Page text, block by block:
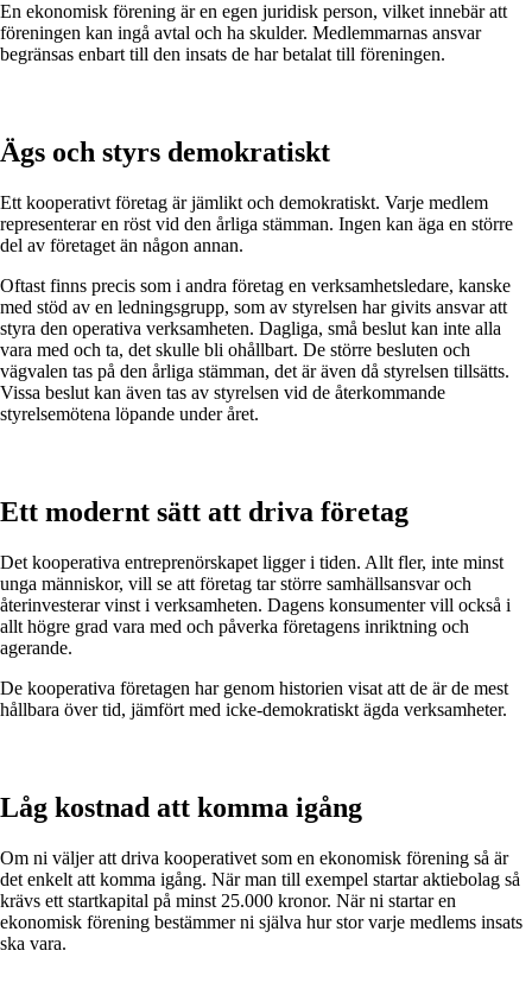
En ekonomisk förening är en egen juridisk person, vilket innebär att
föreningen kan ingå avtal och ha skulder. Medlemmarnas ansvar
begränsas enbart till den insats de har betalat till föreningen.
Ägs och styrs demokratiskt
Ett kooperativt företag är jämlikt och demokratiskt. Varje medlem
representerar en röst vid den årliga stämman. Ingen kan äga en större
del av företaget än någon annan.
Oftast finns precis som i andra företag en verksamhetsledare, kanske
med stöd av en ledningsgrupp, som av styrelsen har givits ansvar att
styra den operativa verksamheten. Dagliga, små beslut kan inte alla
vara med och ta, det skulle bli ohållbart. De större besluten och
vägvalen tas på den årliga stämman, det är även då styrelsen tillsätts.
Vissa beslut kan även tas av styrelsen vid de återkommande
styrelsemötena löpande under året.
Ett modernt sätt att driva företag
Det kooperativa entreprenörskapet ligger i tiden. Allt fler, inte minst
unga människor, vill se att företag tar större samhällsansvar och
återinvesterar vinst i verksamheten. Dagens konsumenter vill också i
allt högre grad vara med och påverka företagens inriktning och
agerande.
De kooperativa företagen har genom historien visat att de är de mest
hållbara över tid, jämfört med icke-demokratiskt ägda verksamheter.
Låg kostnad att komma igång
Om ni väljer att driva kooperativet som en ekonomisk förening så är
det enkelt att komma igång. När man till exempel startar aktiebolag så
krävs ett startkapital på minst 25.000 kronor. När ni startar en
ekonomisk förening bestämmer ni själva hur stor varje medlems insats
ska vara.